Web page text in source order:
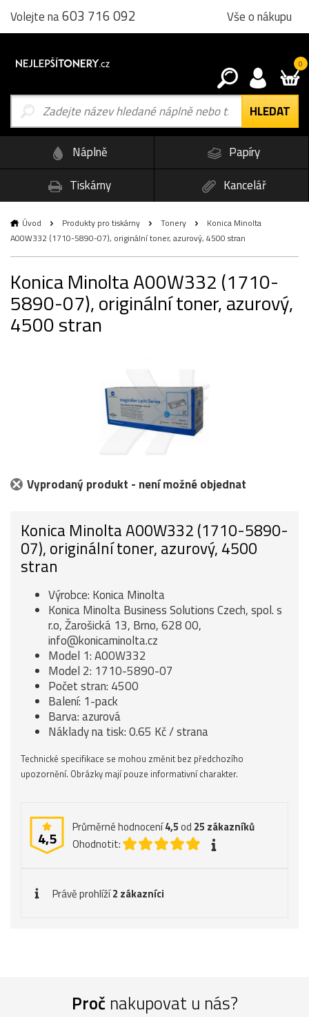
Volejte na603 716 092 Vše o nákupu
0
Náplně
Papíry
Tiskárny
Kancelář
Úvod Produkty pro tiskárny Tonery
Konica Minolta
A00W332 (1710-5890-07), originální toner, azurový, 4500 stran
Konica Minolta A00W332 (1710-
5890-07), originální toner, azurový,
4500 stran
Vyprodaný produkt - není možné objednat
Konica Minolta A00W332 (1710-5890-
07), originální toner, azurový, 4500
stran
Výrobce: Konica Minolta
Konica Minolta Business Solutions Czech, spol. s
r.o, Žarošická 13, Brno, 628 00,
info@konicaminolta.cz
Model 1: A00W332
Model 2: 1710-5890-07
Počet stran: 4500
Balení: 1-pack
Barva: azurová
Náklady na tisk: 0.65 Kč / strana
Technické specifikace se mohou změnit bez předchozího
upozornění. Obrázky mají pouze informativní charakter.
4,5
Průměrné hodnocení4,5od 25 zákazníků
Ohodnotit:
Právě prohlíží2 zákazníci
Proč nakupovat u nás?